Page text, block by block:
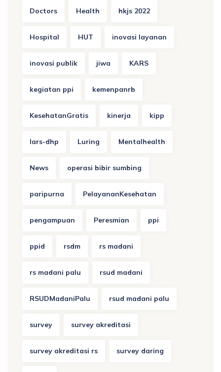
Doctors Health hkjs 2022
Hospital HUT inovasi layanan
inovasi publik jiwa KARS
kegiatan ppi kemenpanrb
KesehatanGratis kinerja kipp
lars-dhp Luring Mentalhealth
News operasi bibir sumbing
paripurna PelayananKesehatan
pengampuan Peresmian ppi
ppid rsdm rs madani
rs madani palu rsud madani
RSUDMadaniPalu rsud madani palu
survey survey akreditasi
survey akreditasi rs survey daring